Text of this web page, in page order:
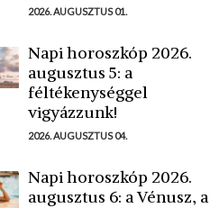
2026. AUGUSZTUS 01.
Napi horoszkóp 2026.
augusztus 5: a
féltékenységgel
vigyázzunk!
2026. AUGUSZTUS 04.
Napi horoszkóp 2026.
augusztus 6: a Vénusz, a